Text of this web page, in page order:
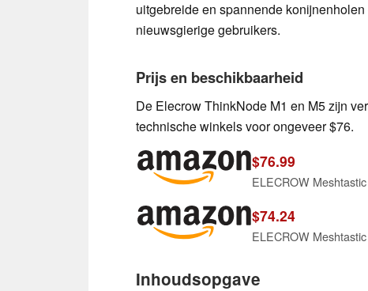
uitgebreide en spannende
nieuwsgierige gebruikers.
Prijs en beschikbaarheid
De Elecrow ThinkNode M1 en M5 zijn
technische winkels voor ongeveer $76.
$76.99
$74.24
Inhoudsopgave